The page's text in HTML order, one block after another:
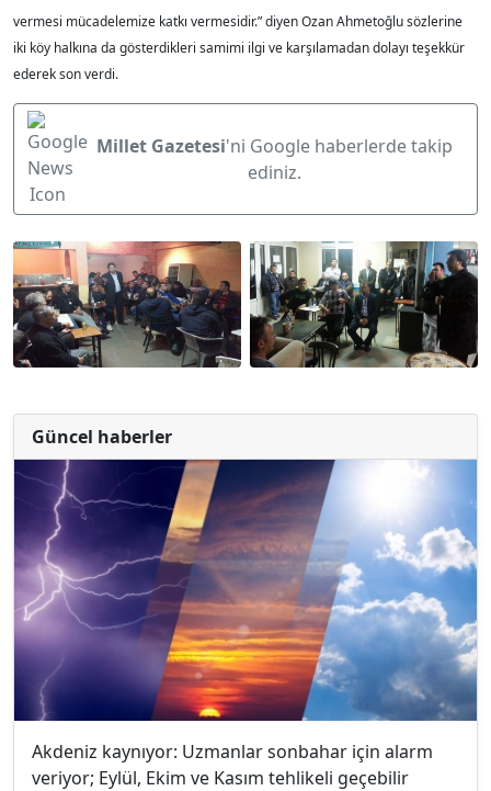
vermesi mücadelemize katkı vermesidir.” diyen Ozan Ahmetoğlu sözlerine
iki köy halkına da gösterdikleri samimi ilgi ve karşılamadan dolayı teşekkür
ederek son verdi.
Millet Gazetesi'ni Google haberlerde takip
ediniz.
Güncel haberler
Akdeniz kaynıyor: Uzmanlar sonbahar için alarm
veriyor; Eylül, Ekim ve Kasım tehlikeli geçebilir